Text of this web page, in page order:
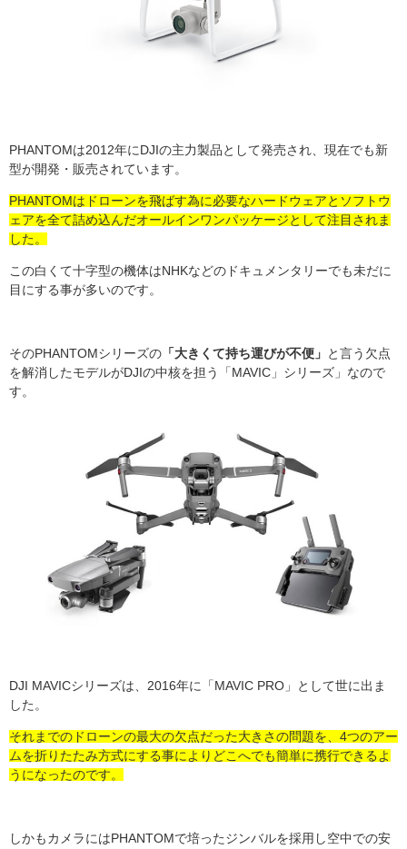
PHANTOMは2012年に DJIの主力製品として発売され、現在でも新
型が開発・販売されています。
PHANTOMはドローンを飛ばす為に必要なハードウェアとソフトウ
ェアを全て詰め込んだオールインワンパッケージとして注目されま
した。
この白くて十字型の機体はNHKなどのドキュメンタリーでも未だに
目にする事が多いのです。
そのPHANTOMシリーズの 「大きくて持ち運びが不便」
と言う欠点
を解消したモデルがDJIの中核を担う「 MAVIC」 シリーズ」なので
す。
DJI MAVICシリーズは、 2016年に「 MAVIC PRO 」として世に出ま
した。
それまでのドローンの最大の欠点だった大きさの問題を、4つのアー
ムを折りたたみ方式にする事によりどこへでも簡単に携行できるよ
うになったのです。
しかもカメラにはPHANTOMで培ったジンバルを採用し空中での安